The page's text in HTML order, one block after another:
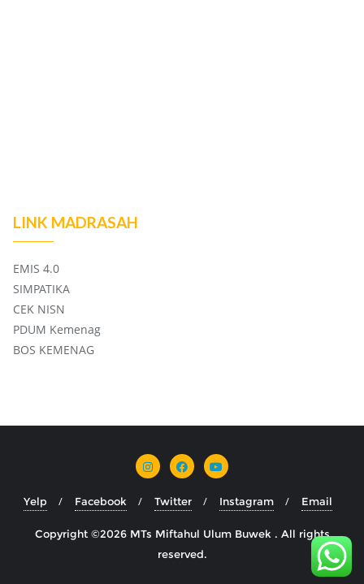
LINK MADRASAH
EMIS 4.0
SIMPATIKA
CEK NISN
PDUM Kemenag
BOS KEMENAG
Yelp Facebook Twitter Instagram Email
Copyright ©2026 MTs Miftahul Ulum Buwek . All rights
reserved.